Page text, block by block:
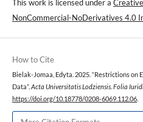
This work is licensed under a
NonCommercial-NoDerivatives 4.0
How to Cite
Bielak-Jomaa, Edyta. 2025. “Restrictions on
Data”. Acta Universitatis Lodziensis. Folia
https://doi.org/10.18778/0208-6069.112.06